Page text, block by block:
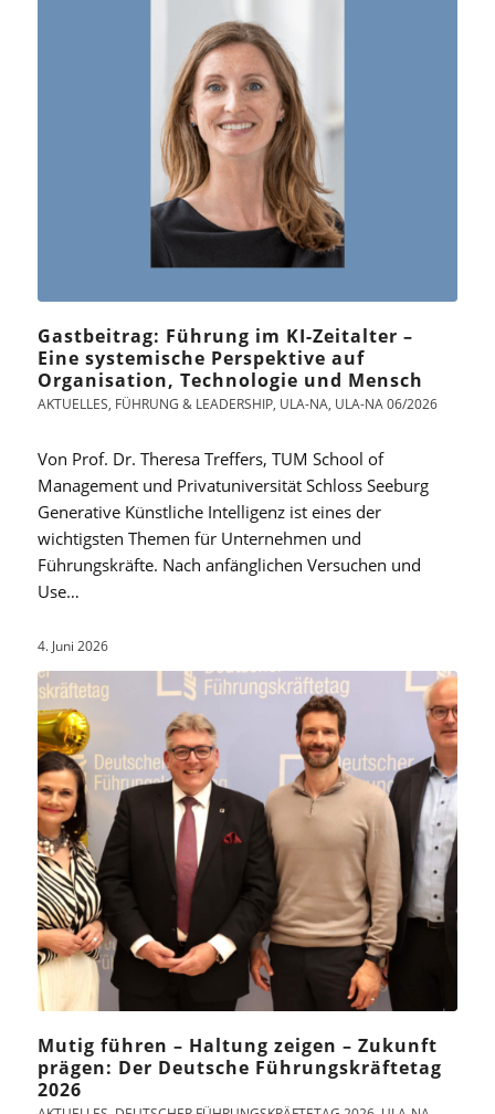
Gastbeitrag: Führung im KI-Zeitalter –
Eine systemische Perspektive auf
Organisation, Technologie und Mensch
AKTUELLES, FÜHRUNG & LEADERSHIP, ULA-NA, ULA-NA 06/2026
Von Prof. Dr. Theresa Treffers, TUM School of
Management und Privatuniversität Schloss Seeburg
Generative Künstliche Intelligenz ist eines der
wichtigsten Themen für Unternehmen und
Führungskräfte. Nach anfänglichen Versuchen und
Use…
4. Juni 2026
Mutig führen – Haltung zeigen – Zukunft
prägen: Der Deutsche Führungskräftetag
2026